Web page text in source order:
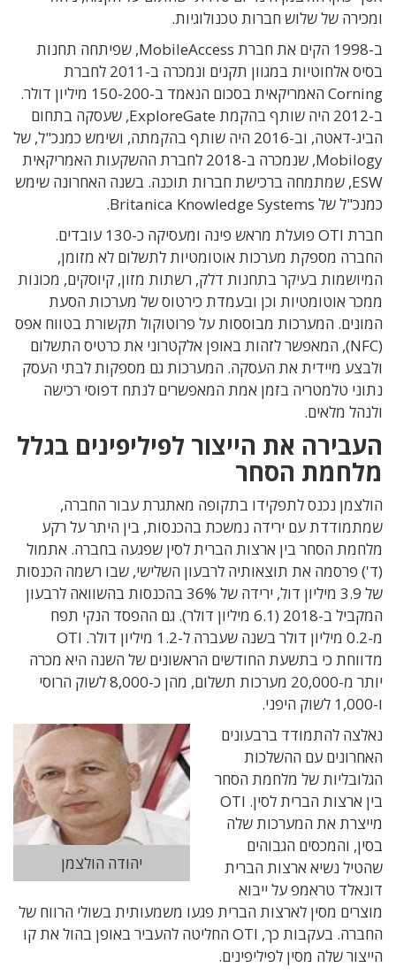
ומכירה של שלוש חברות טכנולוגיות.
ב-1998 הקים את חברת MobileAccess, שפיתחה תחנות
בסיס אלחוטיות במגוון תקנים ונמכרה ב-2011 לחברת
Corning האמריקאית בסכום הנאמד ב-150-200 מיליון דולר.
ב-2012 היה שותף בהקמת ExploreGate, שעסקה בתחום
הביג-דאטה, וב-2016 היה שותף בהקמתה, ושימש כמנכ"ל, של
Mobilogy, שנמכרה ב-2018 לחברת ההשקעות האמריקאית
ESW, שמתמחה ברכישת חברות תוכנה. בשנה האחרונה שימש
כמנכ"ל של Britanica Knowledge Systems.
חברת OTI פועלת מראש פינה ומעסיקה כ-130 עובדים.
החברה מספקת מערכות אוטומטיות לתשלום לא מזומן,
המיושמות בעיקר בתחנות דלק, רשתות מזון, קיוסקים, מכונות
ממכר אוטומטיות וכן ובעמדת כירטוס של מערכות הסעת
המונים. המערכות מבוססות על פרוטוקול תקשורת בטווח אפס
(NFC), המאפשר לזהות באופן אלקטרוני את כרטיס התשלום
ולבצע מיידית את העסקה. המערכות גם מספקות לבתי העסק
נתוני טלמטריה בזמן אמת המאפשרים לנתח דפוסי רכישה
ולנהל מלאים.
העבירה את הייצור לפיליפינים בגלל
מלחמת הסחר
הולצמן נכנס לתפקידו בתקופה מאתגרת עבור החברה,
שמתמודדת עם ירידה נמשכת בהכנסות, בין היתר על רקע
מלחמת הסחר בין ארצות הברית לסין שפגעה בחברה. אתמול
(ד') פרסמה את תוצאותיה לרבעון השלישי, שבו רשמה הכנסות
של 3.9 מיליון דול, ירידה של 36% בהכנסות בהשוואה לרבעון
המקביל ב-2018 (6.1 מיליון דולר). גם ההפסד הנקי תפח
מ-0.2 מיליון דולר בשנה שעברה ל-1.2 מיליון דולר. OTI
מדווחת כי בתשעת החודשים הראשונים של השנה היא מכרה
יותר מ-20,000 מערכות תשלום, מהן כ-8,000 לשוק הרוסי
ו-1,000 לשוק היפני.
יהודה הולצמן
נאלצה להתמודד ברבעונים
האחרונים עם ההשלכות
הגלובליות של מלחמת הסחר
בין ארצות הברית לסין. OTI
מייצרת את המערכות שלה
בסין, והמכסים הגבוהים
שהטיל נשיא ארצות הברית
דונאלד טראמפ על ייבוא
מוצרים מסין לארצות הברית פגעו משמעותית בשולי הרווח של
החברה. בעקבות כך, OTI החליטה להעביר באופן בהול את קו
הייצור שלה מסין לפיליפינים.